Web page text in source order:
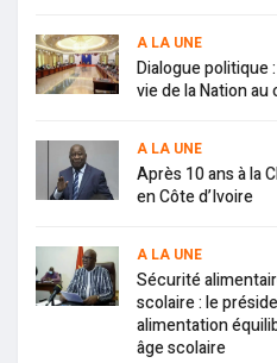
A LA UNE
Dialogue politique
vie de la Nation
A LA UNE
Après 10 ans à la
en Côte d’Ivoire
A LA UNE
Sécurité
scolaire : le
alimentation
âge scolaire